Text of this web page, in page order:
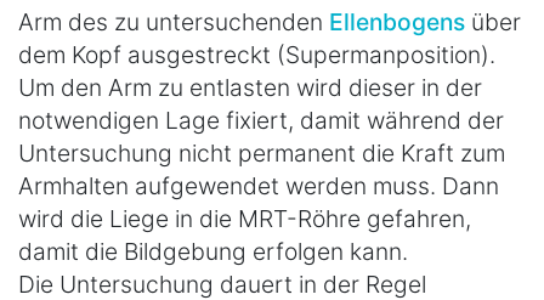
Arm des zu untersuchenden Ellenbogens über
dem Kopf ausgestreckt (Supermanposition).
Um den Arm zu entlasten wird dieser in der
notwendigen Lage fixiert, damit während der
Untersuchung nicht permanent die Kraft zum
Armhalten aufgewendet werden muss. Dann
wird die Liege in die MRT-Röhre gefahren,
damit die Bildgebung erfolgen kann.
Die Untersuchung dauert in der Regel